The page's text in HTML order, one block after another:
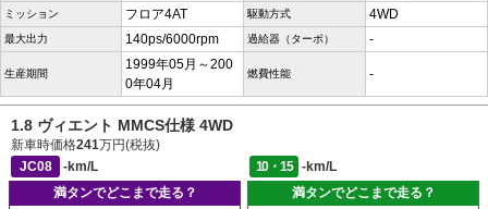
ミッション フロア4AT 駆動方式 4WD
最大出力 140ps/6000rpm 過給器（ターボ） -
生産期間
1999年05月～200
0年04月
燃費性能 -
1.8 ヴィエント MMCS仕様 4WD
新車時価格241万円(税抜)
JC08
-km/L 10・15
-km/L
満タンでどこまで走る？
満タンでどこまで走る？